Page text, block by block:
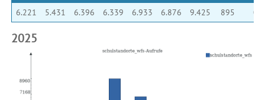
6.221
5.431 6.396 6.339 6.933 6.876 9.425 895 0
2025